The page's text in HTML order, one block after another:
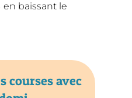
en baissant le
courses avec